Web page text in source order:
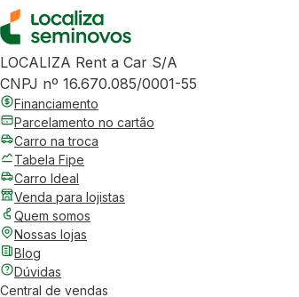
LOCALIZA Rent a Car S/A
CNPJ nº 16.670.085/0001-55
Financiamento
Parcelamento no cartão
Carro na troca
Tabela Fipe
Carro Ideal
Venda para lojistas
Quem somos
Nossas lojas
Blog
Dúvidas
Central de vendas